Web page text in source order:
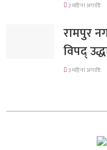
३ महिना अगाडि
रामपुर
विपद्
३ महिना अगाडि